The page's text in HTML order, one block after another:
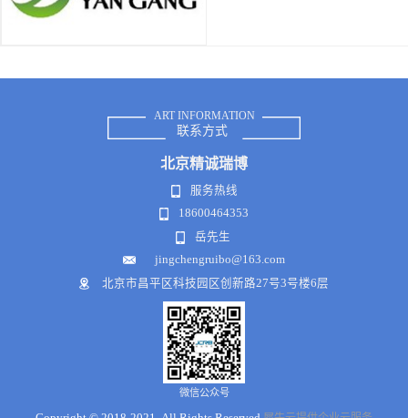
ART INFORMATION
联系方式
北京精诚瑞博
服务热线
18600464353
岳先生
jingchengruibo@163.com
北京市昌平区科技园区创新路27号3号楼6层
微信公众号